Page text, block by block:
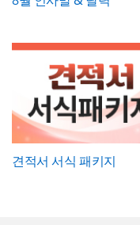
견적서 서식 패키지